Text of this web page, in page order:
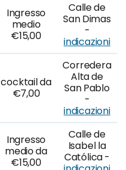
Ingresso
medio
€15,00
Calle de
San Dimas
-
indicazioni
cocktail da
€7,00
Corredera
Alta de
San Pablo
-
indicazioni
Ingresso
medio da
€15,00
Calle de
Isabel la
Católica -